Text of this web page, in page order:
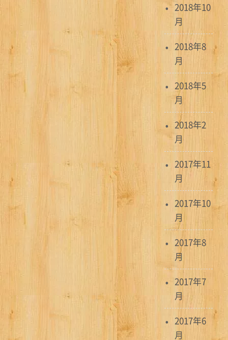
2018年10
月
2018年8
月
2018年5
月
2018年2
月
2017年11
月
2017年10
月
2017年8
月
2017年7
月
2017年6
月